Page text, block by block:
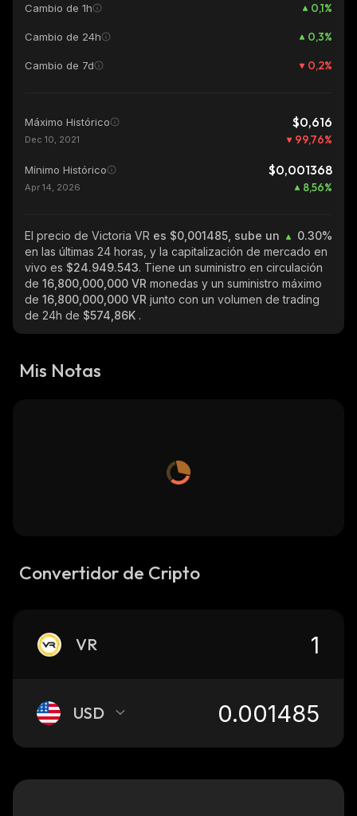
Cambio de 1h 0,1%
Cambio de 24h 0,3%
Cambio de 7d 0,2%
Máximo Histórico $0,616
Dec 10, 2021 99,76%
Mínimo Histórico $0,001368
Apr 14, 2026 8,56%
El precio de Victoria VR es $0,001485, sube un
0.30%
en las últimas 24 horas, y la capitalización de mercado en
vivo es $24.949.543. Tiene un suministro en circulación
de 16,800,000,000 VR monedas y un suministro máximo
de 16,800,000,000 VR junto con un volumen de trading
de 24h de $574,86K .
Mis Notas
Convertidor de Cripto
VR
USD